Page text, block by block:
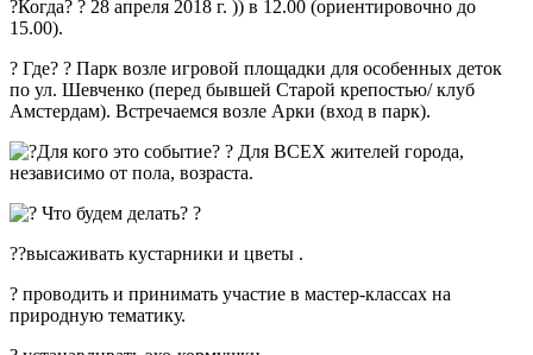
?Когда? ? 28 апреля 2018 г. )) в 12.00 (ориентировочно до
15.00).
? Где? ? Парк возле игровой площадки для особенных деток
по ул. Шевченко (перед бывшей Старой крепостью/ клуб
Амстердам). Встречаемся возле Арки (вход в парк).
Для кого это событие? ? Для ВСЕХ жителей города,
независимо от пола, возраста.
Что будем делать? ?
??высаживать кустарники и цветы .
? проводить и принимать участие в мастер-классах на
природную тематику.